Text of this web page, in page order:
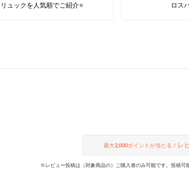
リュックを人気順でご紹介⭐
ロス
最大2,000ポイントが当たる！ レ
※レビュー投稿は（対象商品の）ご購入者のみ可能です。投稿可